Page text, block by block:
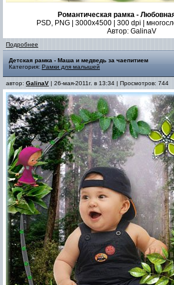
Романтическая рамка -
PSD, PNG | 3000x4500 | 300 dpi |
Автор: GalinaV
Подробнее
Детская рамка - Маша и медведь за чаепитием
Категория: Рамки для малышей
автор: GalinaV | 26-мая-2011г. в 13:34 | Просмотров: 744